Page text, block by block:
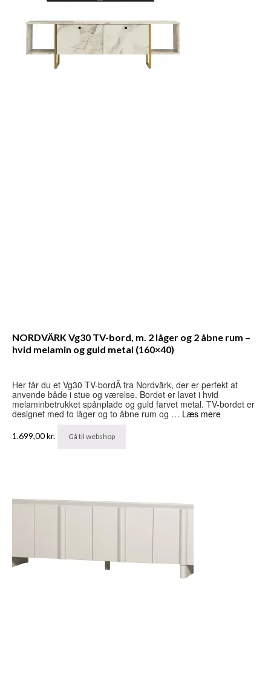
NORDVÄRK Vg30 TV-bord, m. 2 låger og 2 åbne rum –
hvid melamin og guld metal (160×40)
Her får du et Vg30 TV-bordÂ fra Nordvärk, der er perfekt at
anvende både i stue og værelse. Bordet er lavet i hvid
melaminbetrukket spånplade og guld farvet metal. TV-bordet er
designet med to låger og to åbne rum og … Læs mere
1.699,00kr. Gå til webshop